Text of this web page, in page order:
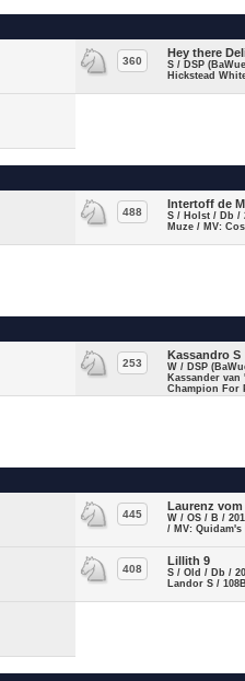
360
Hey there
S / DSP
Hickstead
488
Intertoff de
S / Holst / Db /
Muze / MV:
253
Kassandro S
W / DSP
Kassander van
Champion For
445
Laurenz
W / OS / B /
/ MV: Quidam's
408
Lillith 9
S / Old / Db /
Landor S /